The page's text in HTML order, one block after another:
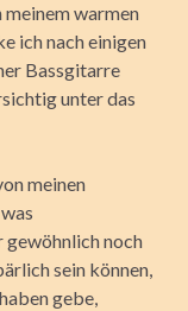
warmen
ich nach einigen
Bassgitarre
unter das
meinen
gewöhnlich noch
sein können,
gebe,